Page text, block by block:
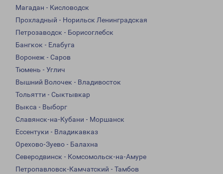
Магадан - Кисловодск
Прохладный - Норильск Ленинградская
Петрозаводск - Борисоглебск
Бангкок - Елабуга
Воронеж - Саров
Тюмень - Углич
Вышний Волочек - Владивосток
Тольятти - Сыктывкар
Выкса - Выборг
Славянск-на-Кубани - Моршанск
Ессентуки - Владикавказ
Орехово-Зуево - Балахна
Северодвинск - Комсомольск-на-Амуре
Петропавловск-Камчатский - Тамбов